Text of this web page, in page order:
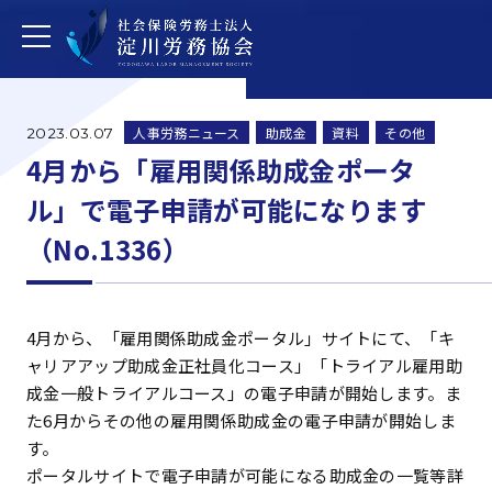
2023.03.07 人事労務ニュース 助成金 資料 その他
4月から「雇用関係助成金ポータ
ル」で電子申請が可能になります
（No.1336）
4月から、「雇用関係助成金ポータル」サイトにて、「キ
ャリアアップ助成金正社員化コース」「トライアル雇用助
成金一般トライアルコース」の電子申請が開始します。ま
た6月からその他の雇用関係助成金の電子申請が開始しま
す。
ポータルサイトで電子申請が可能になる助成金の一覧等詳